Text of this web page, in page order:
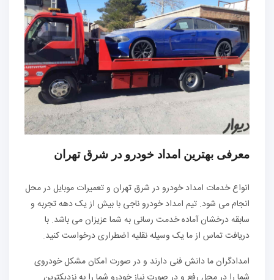
معرفی بهترین امداد خودرو در شرق تهران
انواع خدمات امداد خودرو در شرق تهران و تعمیرات موبایل در محل
انجام می شود. تیم امداد خودرو ناجی با بیش از یک دهه تجربه و
سابقه درخشان آماده خدمت رسانی به شما عزیزان می باشد. با
دریافت تماس از ما یک وسیله نقلیه اضطراری درخواست کنید.
امدادگران ما دانش فنی دارند و در صورت امکان مشکل خودروی